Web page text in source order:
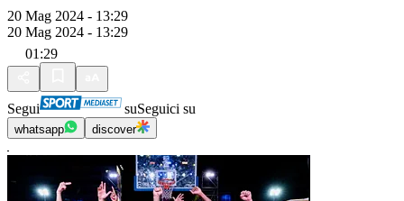
20 Mag 2024 - 13:29
20 Mag 2024 - 13:29
01:29
Segui suSeguici su
whatsapp discover